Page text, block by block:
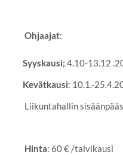
Ohjaajat:
Syyskausi; 4.10-13.12
Kevätkausi: 10.1.-
Liikuntahallin
Hinta: 60 € /talvikausi